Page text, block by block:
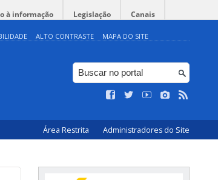
à informação Legislação Canais
ALTO CONTRASTE MAPA DO SITE
Área Restrita Administradores do Site